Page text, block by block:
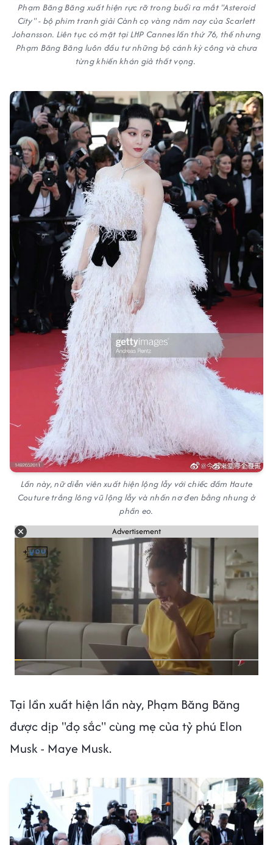
Phạm Băng Băng xuất hiện rực rỡ trong buổi ra mắt "Asteroid
City" - bộ phim tranh giải Cành cọ vàng năm nay của Scarlett
Johansson. Liên tục có mặt tại LHP Cannes lần thứ 76, thế nhưng
Phạm Băng Băng luôn đầu tư những bộ cánh kỳ công và chưa
từng khiến khán giả thất vọng.
Lần này, nữ diễn viên xuất hiện lộng lẫy với chiếc đầm Haute
Couture trắng lông vũ lộng lẫy và nhấn nơ đen bằng nhung ở
phần eo.
Advertisement
Tại lần xuất hiện lần này, Phạm Băng Băng
được dịp "đọ sắc" cùng mẹ của tỷ phú Elon
Musk - Maye Musk.